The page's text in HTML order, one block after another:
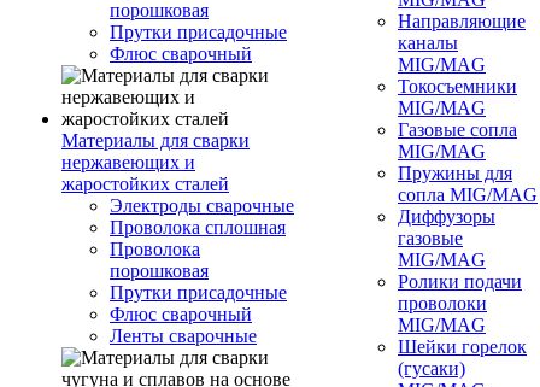
порошковая
Прутки присадочные
Флюс сварочный
Материалы для сварки
нержавеющих и
жаростойких сталей
Электроды сварочные
Проволока сплошная
Проволока
порошковая
Прутки присадочные
Флюс сварочный
Ленты сварочные
Направляющие
каналы
MIG/MAG
Токосъемники
MIG/MAG
Газовые сопла
MIG/MAG
Пружины для
сопла MIG/MAG
Диффузоры
газовые
MIG/MAG
Ролики подачи
проволоки
MIG/MAG
Шейки горелок
(гусаки)